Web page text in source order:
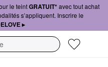
le teintGRATUIT*avec tout achat
s’appliquent. Inscrire le
▸